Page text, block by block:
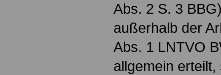
Abs. 2 S. 3
außerhalb der
Abs. 1 LNTVO
allgemein